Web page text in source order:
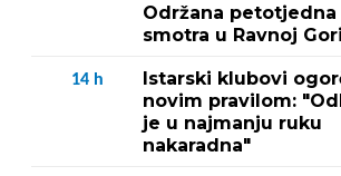
Održana petotjedna
smotra u Ravnoj Gori
14 h
Istarski klubovi
novim pravilom:
je u najmanju ruku
nakaradna"